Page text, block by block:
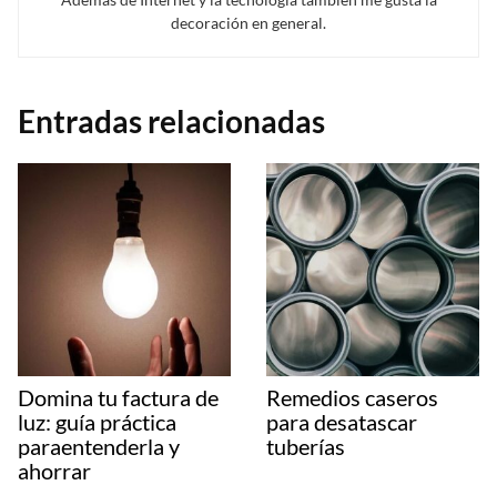
decoración en general.
Entradas relacionadas
Domina tu factura de
luz: guía práctica
paraentenderla y
ahorrar
Remedios caseros
para desatascar
tuberías